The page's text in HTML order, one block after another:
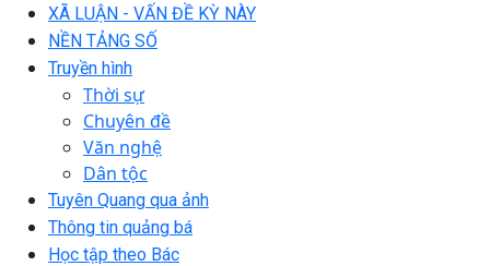
XÃ LUẬN - VẤN ĐỀ KỲ NÀY
NỀN TẢNG SỐ
Truyền hình
Thời sự
Chuyên đề
Văn nghệ
Dân tộc
Tuyên Quang qua ảnh
Thông tin quảng bá
Học tập theo Bác